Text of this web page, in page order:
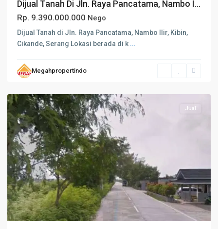
Dijual Tanah Di Jln. Raya Pancatama, Nambo I...
Rp. 9.390.000.000 Nego
Dijual Tanah di Jln. Raya Pancatama, Nambo Ilir, Kibin,
Cikande, Serang Lokasi berada di k ...
Megahpropertindo
Jual